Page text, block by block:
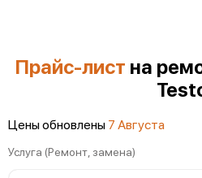
Неисправность инфракрасного
Неисправность системы
Прайс-лист на
Цены обновлены 7 Августа
Услуга (Ремонт, замена)